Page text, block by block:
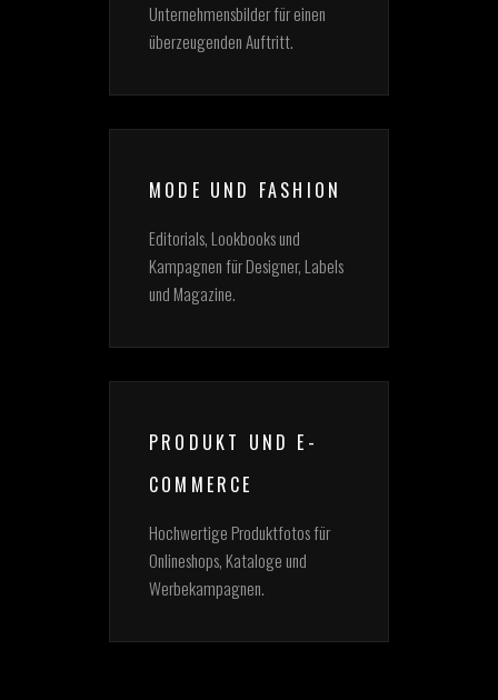
Unternehmensbilder für einen
überzeugenden Auftritt.
MODE UND FASHION
Editorials, Lookbooks und
Kampagnen für Designer, Labels
und Magazine.
PRODUKT UND E-
COMMERCE
Hochwertige Produktfotos für
Onlineshops, Kataloge und
Werbekampagnen.